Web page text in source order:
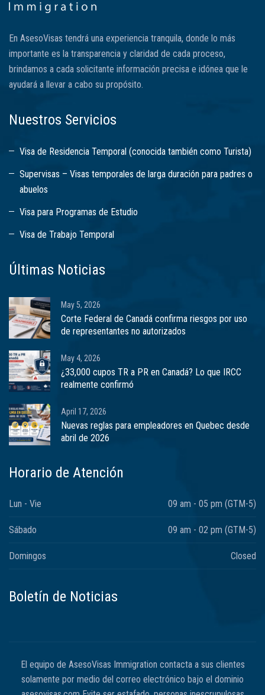
En AsesoVisas tendrá una experiencia tranquila, donde lo más
importante es la transparencia y claridad de cada proceso,
brindamos a cada solicitante información precisa e idónea que le
ayudará a llevar a cabo su propósito.
Nuestros Servicios
Visa de Residencia Temporal (conocida también como Turista)
Supervisas – Visas temporales de larga duración para padres o
abuelos
Visa para Programas de Estudio
Visa de Trabajo Temporal
Últimas Noticias
May 5, 2026
Corte Federal de Canadá confirma riesgos por uso
de representantes no autorizados
May 4, 2026
¿33,000 cupos TR a PR en Canadá? Lo que IRCC
realmente confirmó
April 17, 2026
Nuevas reglas para empleadores en Quebec desde
abril de 2026
Horario de Atención
Lun - Vie 09 am - 05 pm (GTM-5)
Sábado 09 am - 02 pm (GTM-5)
Domingos Closed
Boletín de Noticias
El equipo de AsesoVisas Immigration contacta a sus clientes
solamente por medio del correo electrónico bajo el dominio